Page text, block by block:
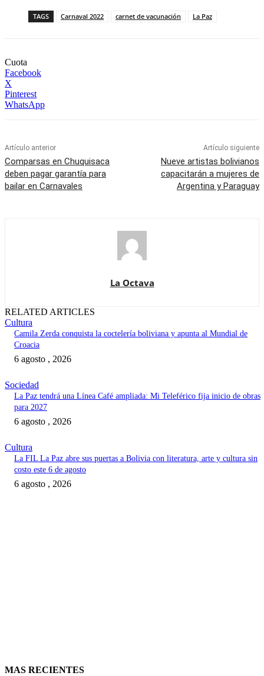
TAGS Carnaval 2022 carnet de vacunación La Paz
Cuota
Facebook
X
Pinterest
WhatsApp
Artículo anterior
Comparsas en Chuquisaca
deben pagar garantía para
bailar en Carnavales
Artículo siguiente
Nueve artistas bolivianos
capacitarán a mujeres de
Argentina y Paraguay
La Octava
RELATED ARTICLES
Cultura
Camila Zerda conquista la coctelería boliviana y apunta al Mundial de
Croacia
6 agosto , 2026
Sociedad
La Paz tendrá una Línea Café ampliada: Mi Teleférico fija inicio de obras
para 2027
6 agosto , 2026
Cultura
La FIL La Paz abre sus puertas a Bolivia con literatura, arte y cultura sin
costo este 6 de agosto
6 agosto , 2026
MAS RECIENTES